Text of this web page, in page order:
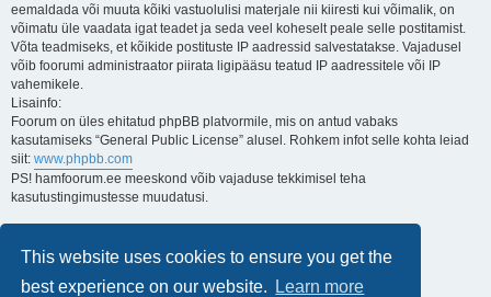
This website uses cookies to ensure you get the
best experience on our website.
Learn more
eemaldada või muuta kõiki vastuolulisi materjale nii kiiresti kui võimalik, on
võimatu üle vaadata igat teadet ja seda veel koheselt peale selle postitamist.
Võta teadmiseks, et kõikide postituste IP aadressid salvestatakse. Vajadusel
võib foorumi administraator piirata ligipääsu teatud IP aadressitele või IP
vahemikele.
Lisainfo:
Foorum on üles ehitatud phpBB platvormile, mis on antud vabaks
kasutamiseks “General Public License” alusel. Rohkem infot selle kohta leiad
siit: www.phpbb.com
PS! hamfoorum.ee meeskond võib vajaduse tekkimisel teha
kasutustingimustesse muudatusi.
Kuido